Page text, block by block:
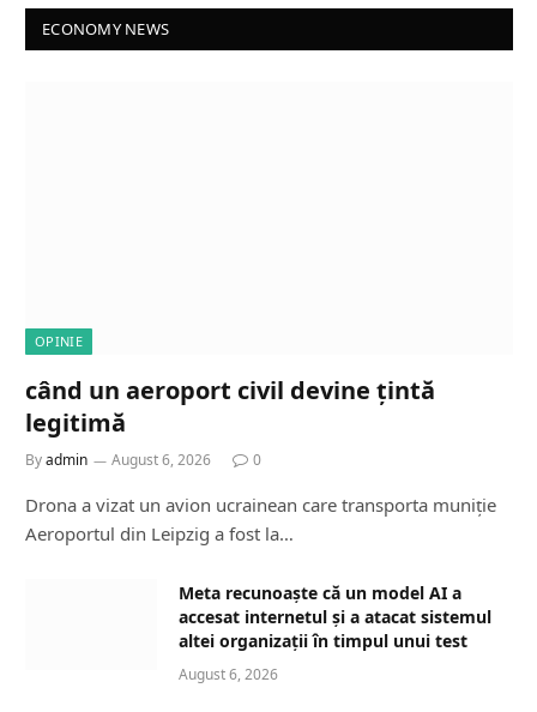
ECONOMY NEWS
OPINIE
când un aeroport civil devine țintă
legitimă
Byadmin August 6, 2026 0
Drona a vizat un avion ucrainean care transporta muniție
Aeroportul din Leipzig a fost la…
Meta recunoaște că un model AI a
accesat internetul și a atacat sistemul
altei organizații în timpul unui test
August 6, 2026